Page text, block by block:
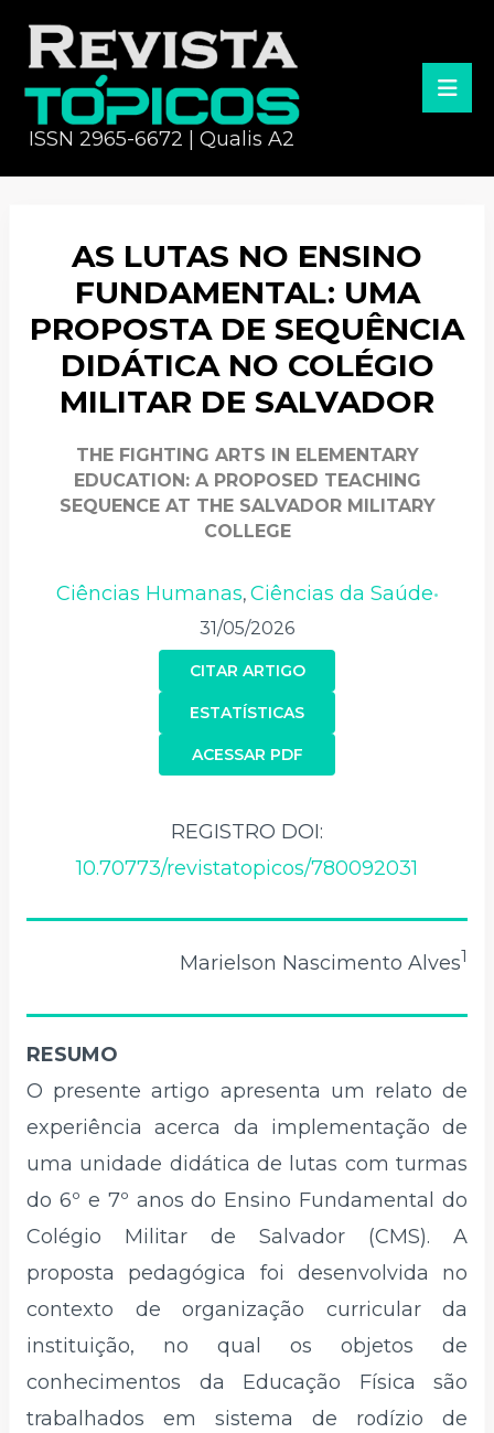
ISSN 2965-6672 | Qualis A2
AS LUTAS NO ENSINO
FUNDAMENTAL: UMA
PROPOSTA DE SEQUÊNCIA
DIDÁTICA NO COLÉGIO
MILITAR DE SALVADOR
THE FIGHTING ARTS IN ELEMENTARY
EDUCATION: A PROPOSED TEACHING
SEQUENCE AT THE SALVADOR MILITARY
COLLEGE
Ciências Humanas, Ciências da Saúde•
31/05/2026
CITAR ARTIGO
ACESSAR PDF
ESTATÍSTICAS
REGISTRO DOI:
10.70773/revistatopicos/780092031
Marielson Nascimento Alves1
RESUMO
O presente artigo apresenta um relato de
experiência acerca da implementação de
uma unidade didática de lutas com turmas
do 6º e 7º anos do Ensino Fundamental do
Colégio Militar de Salvador (CMS). A
proposta pedagógica foi desenvolvida no
contexto de organização curricular da
instituição, no qual os objetos de
conhecimentos da Educação Física são
trabalhados em sistema de rodízio de